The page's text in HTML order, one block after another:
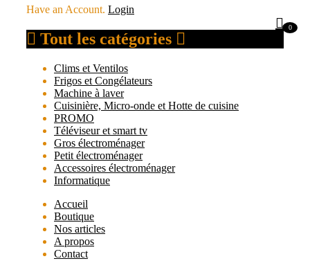
Have an Account. Login
0
Tout les catégories
Clims et Ventilos
Frigos et Congélateurs
Machine à laver
Cuisinière, Micro-onde et Hotte de cuisine
PROMO
Téléviseur et smart tv
Gros électroménager
Petit électroménager
Accessoires électroménager
Informatique
Accueil
Boutique
Nos articles
A propos
Contact